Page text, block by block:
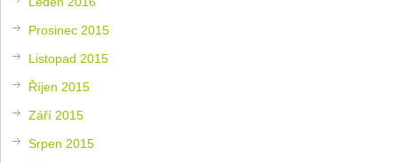
Prosinec 2015
Listopad 2015
Říjen 2015
Září 2015
Srpen 2015